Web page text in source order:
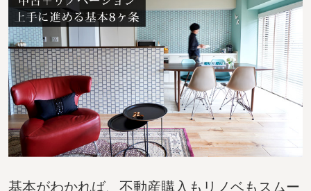
基本がわかれば、不動産購入もリノベもスムー